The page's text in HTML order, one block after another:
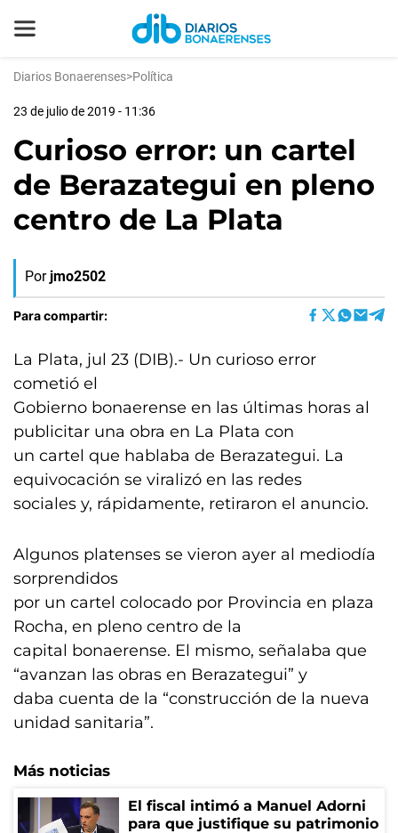
Diarios Bonaerenses>Política
23 de julio de 2019 - 11:36
Curioso error: un cartel
de Berazategui en pleno
centro de La Plata
Por jmo2502
Para compartir:
La Plata, jul 23 (DIB).- Un curioso error
cometió el
Gobierno bonaerense en las últimas horas al
publicitar una obra en La Plata con
un cartel que hablaba de Berazategui. La
equivocación se viralizó en las redes
sociales y, rápidamente, retiraron el anuncio.
Algunos platenses se vieron ayer al mediodía
sorprendidos
por un cartel colocado por Provincia en plaza
Rocha, en pleno centro de la
capital bonaerense. El mismo, señalaba que
“avanzan las obras en Berazategui” y
daba cuenta de la “construcción de la nueva
unidad sanitaria”.
Más noticias
El fiscal intimó a Manuel Adorni
para que justifique su patrimonio